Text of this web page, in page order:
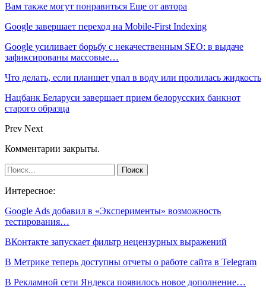
Вам также могут понравиться Еще от автора
Google завершает переход на Mobile-First Indexing
Google усиливает борьбу с некачественным SEO: в выдаче
зафиксированы массовые…
Что делать, если планшет упал в воду или пролилась жидкость
Нацбанк Беларуси завершает прием белорусских банкнот
старого образца
Prev Next
Комментарии закрыты.
Интересное:
Google Ads добавил в «Эксперименты» возможность
тестирования…
ВКонтакте запускает фильтр нецензурных выражений
В Метрике теперь доступны отчеты о работе сайта в Telegram
В Рекламной сети Яндекса появилось новое дополнение…